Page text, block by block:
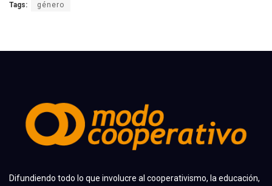
Tags: género
Difundiendo todo lo que involucre al cooperativismo, la educación,